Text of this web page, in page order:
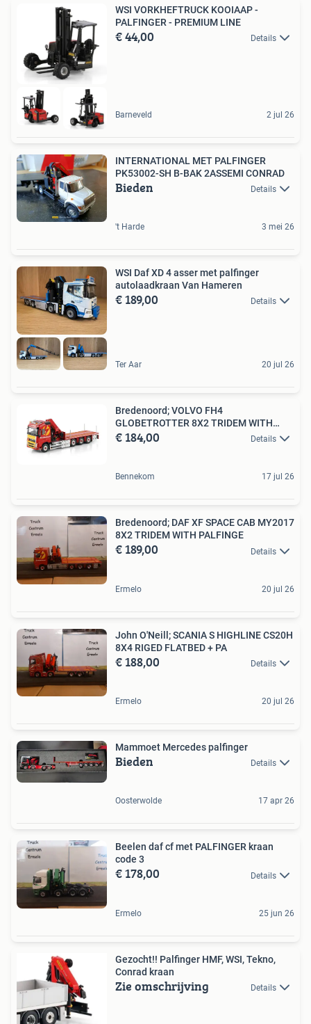
WSI VORKHEFTRUCK KOOIAAP -
PALFINGER - PREMIUM LINE
€ 44,00 Details
Barneveld 2 jul 26
INTERNATIONAL MET PALFINGER
PK53002-SH B-BAK 2ASSEMI CONRAD
Bieden Details
't Harde 3 mei 26
WSI Daf XD 4 asser met palfinger
autolaadkraan Van Hameren
€ 189,00 Details
Ter Aar 20 jul 26
Bredenoord; VOLVO FH4
GLOBETROTTER 8X2 TRIDEM WITH
PALFINGER
€ 184,00 Details
Bennekom 17 jul 26
Bredenoord; DAF XF SPACE CAB MY2017
8X2 TRIDEM WITH PALFINGE
€ 189,00 Details
Ermelo 20 jul 26
John O'Neill; SCANIA S HIGHLINE CS20H
8X4 RIGED FLATBED + PA
€ 188,00 Details
Ermelo 20 jul 26
Mammoet Mercedes palfinger
Bieden Details
Oosterwolde 17 apr 26
Beelen daf cf met PALFINGER kraan
code 3
€ 178,00 Details
Ermelo 25 jun 26
Gezocht!! Palfinger HMF, WSI, Tekno,
Conrad kraan
Zie omschrijving Details